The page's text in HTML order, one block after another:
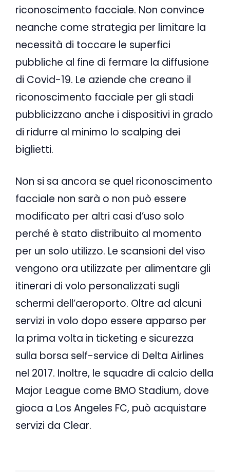
riconoscimento facciale. Non convince
neanche come strategia per limitare la
necessità di toccare le superfici
pubbliche al fine di fermare la diffusione
di Covid-19. Le aziende che creano il
riconoscimento facciale per gli stadi
pubblicizzano anche i dispositivi in grado
di ridurre al minimo lo scalping dei
biglietti.
Non si sa ancora se quel riconoscimento
facciale non sarà o non può essere
modificato per altri casi d’uso solo
perché è stato distribuito al momento
per un solo utilizzo. Le scansioni del viso
vengono ora utilizzate per alimentare gli
itinerari di volo personalizzati sugli
schermi dell’aeroporto. Oltre ad alcuni
servizi in volo dopo essere apparso per
la prima volta in ticketing e sicurezza
sulla borsa self-service di Delta Airlines
nel 2017. Inoltre, le squadre di calcio della
Major League come BMO Stadium, dove
gioca a Los Angeles FC, può acquistare
servizi da Clear.